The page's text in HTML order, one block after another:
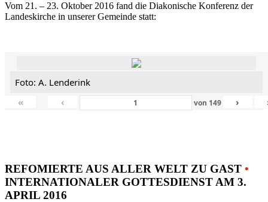
Vom 21. – 23. Oktober 2016 fand die Diakonische Konferenz der
Landeskirche in unserer Gemeinde statt:
Foto: A. Lenderink
«
‹ von 149 ›
REFOMIERTE AUS ALLER WELT ZU GAST •
INTERNATIONALER GOTTESDIENST AM 3.
APRIL 2016